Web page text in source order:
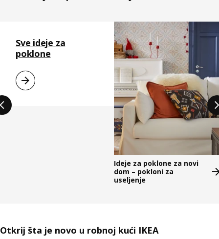
Sve ideje za
poklone
Ideje za poklone za novi
dom – pokloni za
useljenje
Otkrij šta je novo u robnoj kući IKEA